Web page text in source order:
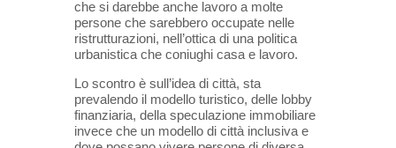
che si darebbe anche lavoro a molte
persone che sarebbero occupate nelle
ristrutturazioni, nell’ottica di una politica
urbanistica che coniughi casa e lavoro.
Lo scontro è sull’idea di città, sta
prevalendo il modello turistico, delle lobby
finanziaria, della speculazione immobiliare
invece che un modello di città inclusiva e